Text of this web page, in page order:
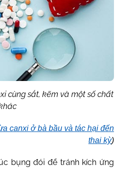
cùng sắt, kẽm và một số chất
canxi ở bà bầu và tác hại đến
thai kỳ)
bụng đói để tránh kích ứng